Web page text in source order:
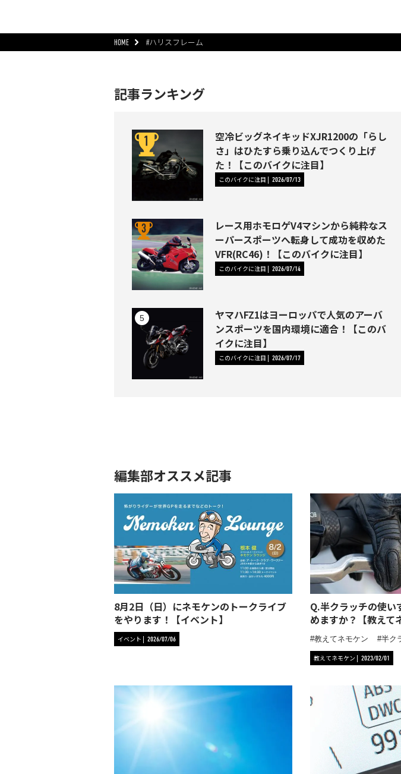
HOME #ハリスフレーム
記事ランキング
空冷ビッグネイキッドXJR1200の「らし
さ」はひたすら乗り込んでつくり上げ
た！【このバイクに注目】
このバイクに注目 2026/07/13
レース用ホモロゲV4マシンから純粋なス
ーパースポーツへ転身して成功を収めた
VFR(RC46)！【このバイクに注目】
このバイクに注目 2026/07/14
ヤマハFZ1はヨーロッパで人気のアーバ
ンスポーツを国内環境に適合！【このバ
イクに注目】
このバイクに注目 2026/07/17
編集部オススメ記事
8月2日（日）にネモケンのトークライブ
をやります！【イベント】
イベント 2026/07/06
Q.半クラッチの使い
めますか？【教えて
教えてネモケン 半ク
教えてネモケン 2023/02/01